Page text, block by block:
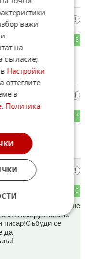
ни
3
2
🤣🐈‍⬛🖕
6
решавате и на кой ще
Йотова,рунтавата,
писар!Събуди се
да
важи
на
съгласие;
Настройки
оттеглите
в
. Политика